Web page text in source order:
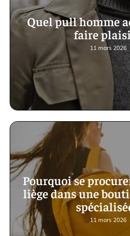
Quel pull homme
faire
11 mars 2026
Pourquoi se
liège dans une
11 mars 2026